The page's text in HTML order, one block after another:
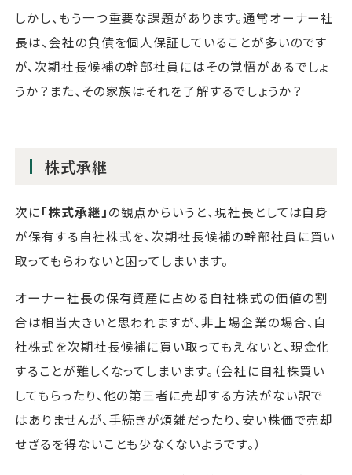
しかし、もう一つ重要な課題があります。通常オーナー社
長は、会社の負債を個人保証していることが多いのです
が、次期社長候補の幹部社員にはその覚悟があるでしょ
うか？また、その家族はそれを了解するでしょうか？
株式承継
次に「株式承継」の観点からいうと、現社長としては自身
が保有する自社株式を、次期社長候補の幹部社員に買い
取ってもらわないと困ってしまいます。
オーナー社長の保有資産に占める自社株式の価値の割
合は相当大きいと思われますが、非上場企業の場合、自
社株式を次期社長候補に買い取ってもえないと、現金化
することが難しくなってしまいます。（会社に自社株買い
してもらったり、他の第三者に売却する方法がない訳で
はありませんが、手続きが煩雑だったり、安い株価で売却
せざるを得ないことも少なくないようです。）